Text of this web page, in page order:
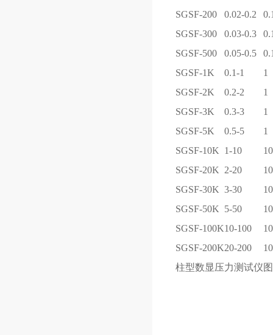
SGSF-200
0.02-0.2
SGSF-300
0.03-0.3
SGSF-500
0.05-0.5
SGSF-1K
0.1-1
1
SGSF-2K
0.2-2
1
SGSF-3K
0.3-3
1
SGSF-5K
0.5-5
1
SGSF-10K 1-10
10
SGSF-20K 2-20
10
SGSF-30K 3-30
10
SGSF-50K 5-50
10
SGSF-100K10-100
SGSF-200K20-200
柱型数显压力测试仪